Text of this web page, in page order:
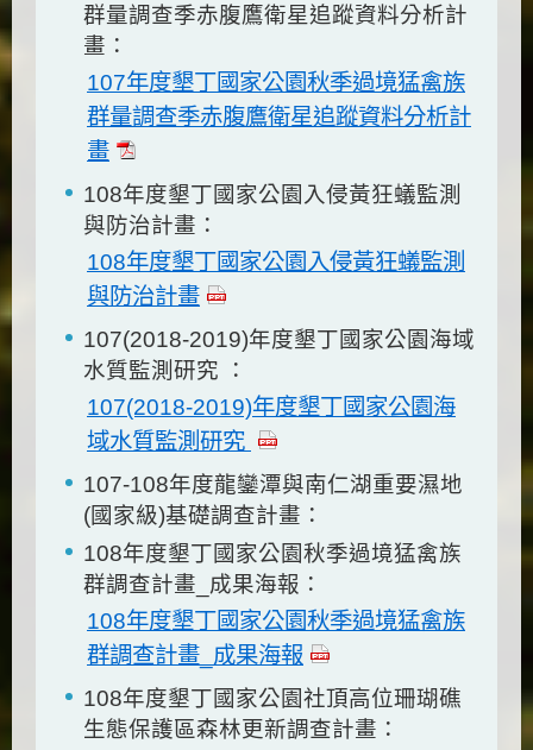
群量調查季赤腹鷹衛星追蹤資料分析計
畫：
107年度墾丁國家公園秋季過境猛禽族
群量調查季赤腹鷹衛星追蹤資料分析計
畫
108年度墾丁國家公園入侵黃狂蟻監測
與防治計畫：
108年度墾丁國家公園入侵黃狂蟻監測
與防治計畫
107(2018-2019)年度墾丁國家公園海域
水質監測研究 ：
107(2018-2019)年度墾丁國家公園海
域水質監測研究
107-108年度龍鑾潭與南仁湖重要濕地
(國家級)基礎調查計畫：
108年度墾丁國家公園秋季過境猛禽族
群調查計畫_成果海報：
108年度墾丁國家公園秋季過境猛禽族
群調查計畫_成果海報
108年度墾丁國家公園社頂高位珊瑚礁
生態保護區森林更新調查計畫：